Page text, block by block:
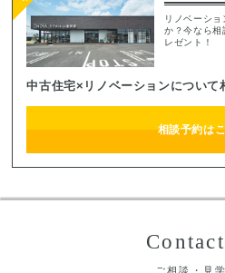
リノベーショ
か？今なら
レゼント！
中古住宅×リノベーションについて
相談予約は
ご相談・見